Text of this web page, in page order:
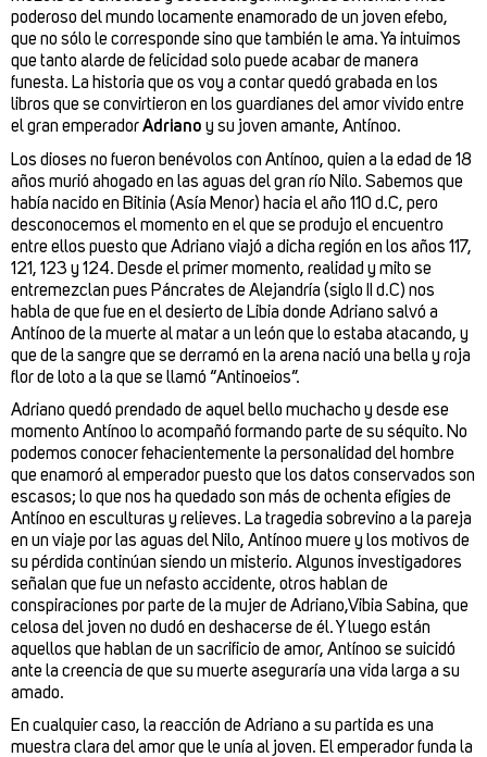
poderoso del mundo locamente enamorado de un joven efebo,
que no sólo le corresponde sino que también le ama. Ya intuimos
que tanto alarde de felicidad solo puede acabar de manera
funesta. La historia que os voy a contar quedó grabada en los
libros que se convirtieron en los guardianes del amor vivido entre
el gran emperadorAdriano y su joven amante, Antínoo.
Los dioses no fueron benévolos con Antínoo, quien a la edad de 18
años murió ahogado en las aguas del gran río Nilo. Sabemos que
había nacido en Bitinia (Asía Menor) hacia el año 110 d.C, pero
desconocemos el momento en el que se produjo el encuentro
entre ellos puesto que Adriano viajó a dicha región en los años 117,
121, 123 y 124. Desde el primer momento, realidad y mito se
entremezclan pues Páncrates de Alejandría (siglo II d.C) nos
habla de que fue en el desierto de Libia donde Adriano salvó a
Antínoo de la muerte al matar a un león que lo estaba atacando, y
que de la sangre que se derramó en la arena nació una bella y roja
flor de loto a la que se llamó “Antinoeios”.
Adriano quedó prendado de aquel bello muchacho y desde ese
momento Antínoo lo acompañó formando parte de su séquito. No
podemos conocer fehacientemente la personalidad del hombre
que enamoró al emperador puesto que los datos conservados son
escasos; lo que nos ha quedado son más de ochenta efigies de
Antínoo en esculturas y relieves. La tragedia sobrevino a la pareja
en un viaje por las aguas del Nilo, Antínoo muere y los motivos de
su pérdida continúan siendo un misterio. Algunos investigadores
señalan que fue un nefasto accidente, otros hablan de
conspiraciones por parte de la mujer de Adriano,Vibia Sabina, que
celosa del joven no dudó en deshacerse de él. Y luego están
aquellos que hablan de un sacrificio de amor, Antínoo se suicidó
ante la creencia de que su muerte aseguraría una vida larga a su
amado.
En cualquier caso, la reacción de Adriano a su partida es una
muestra clara del amor que le unía al joven. El emperador funda la